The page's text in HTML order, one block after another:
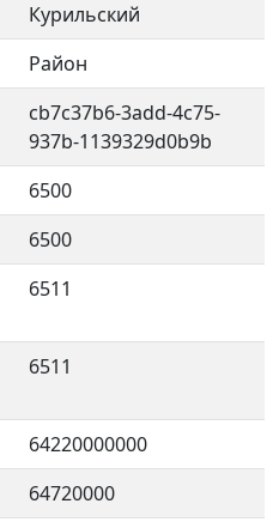
Курильский
Район
cb7c37b6-3add-4c75-
937b-1139329d0b9b
6500
6500
6511
6511
64220000000
64720000